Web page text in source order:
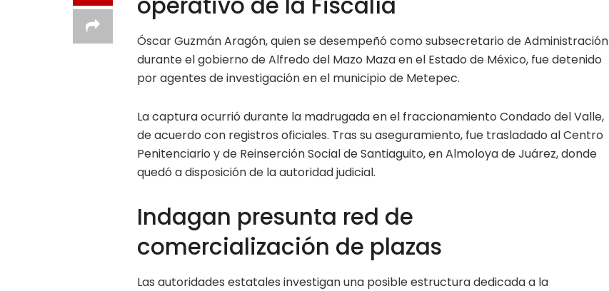
Óscar Guzmán Aragón, quien se desempeñó como subsecretario de Administración
durante el gobierno de Alfredo del Mazo Maza en el Estado de México, fue detenido
por agentes de investigación en el municipio de Metepec.
La captura ocurrió durante la madrugada en el fraccionamiento Condado del Valle,
de acuerdo con registros oficiales. Tras su aseguramiento, fue trasladado al Centro
Penitenciario y de Reinserción Social de Santiaguito, en Almoloya de Juárez, donde
quedó a disposición de la autoridad judicial.
Indagan presunta red de
comercialización de plazas
Las autoridades estatales investigan una posible estructura dedicada a la